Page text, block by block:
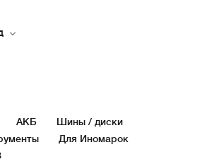
АКБ
Шины / диски
Для Иномарок